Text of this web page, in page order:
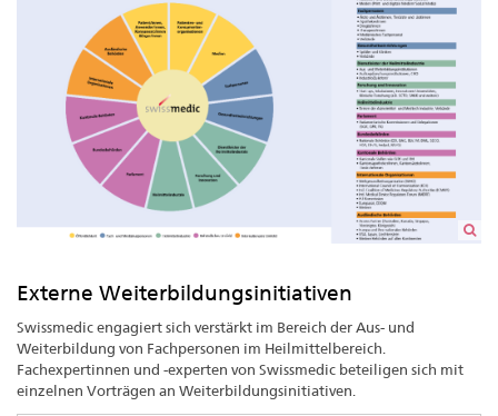
Externe Weiterbildungsinitiativen
Swissmedic engagiert sich verstärkt im Bereich der Aus- und
Weiterbildung von Fachpersonen im Heilmittelbereich.
Fachexpertinnen und -experten von Swissmedic beteiligen sich mit
einzelnen Vorträgen an Weiterbildungsinitiativen.